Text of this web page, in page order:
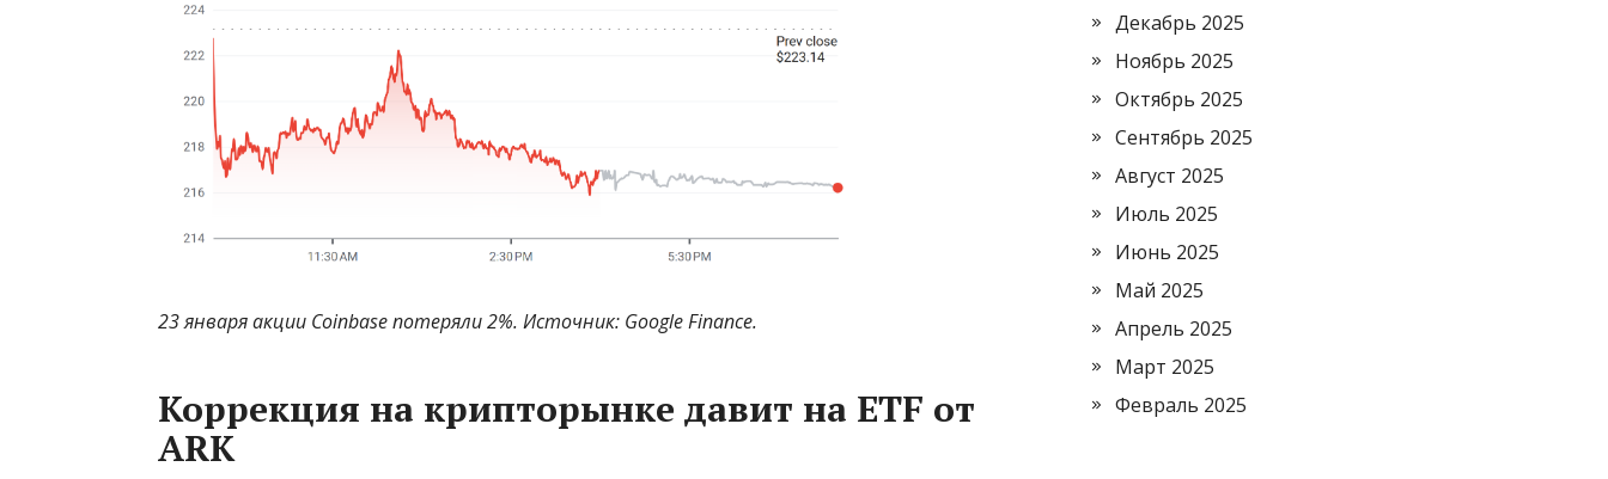
23 января акции Coinbase потеряли 2%. Источник: Google Finance.
Коррекция на крипторынке давит на ETF от
ARK
Декабрь 2025
Ноябрь 2025
Октябрь 2025
Сентябрь 2025
Август 2025
Июль 2025
Июнь 2025
Май 2025
Апрель 2025
Март 2025
Февраль 2025